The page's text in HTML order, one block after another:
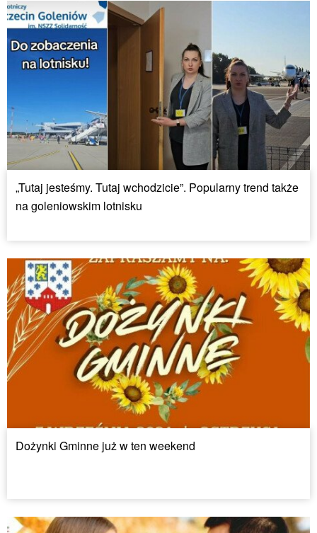
„Tutaj jesteśmy. Tutaj wchodzicie”. Popularny trend także
na goleniowskim lotnisku
Dożynki Gminne już w ten weekend